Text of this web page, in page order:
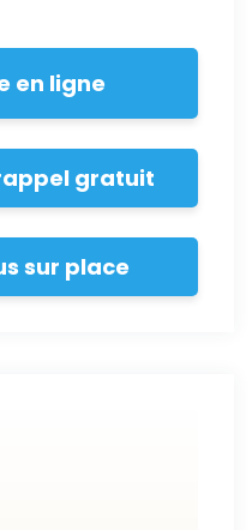
en ligne
gratuit
sur place